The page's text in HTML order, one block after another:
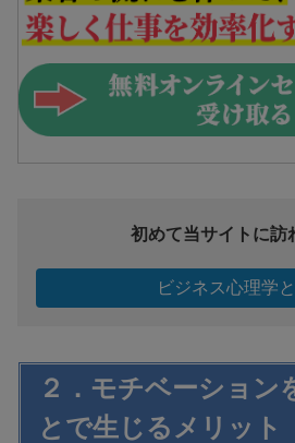
初めて当サイトに訪
ビジネス心理学
２．モチベーション
とで生じるメリット